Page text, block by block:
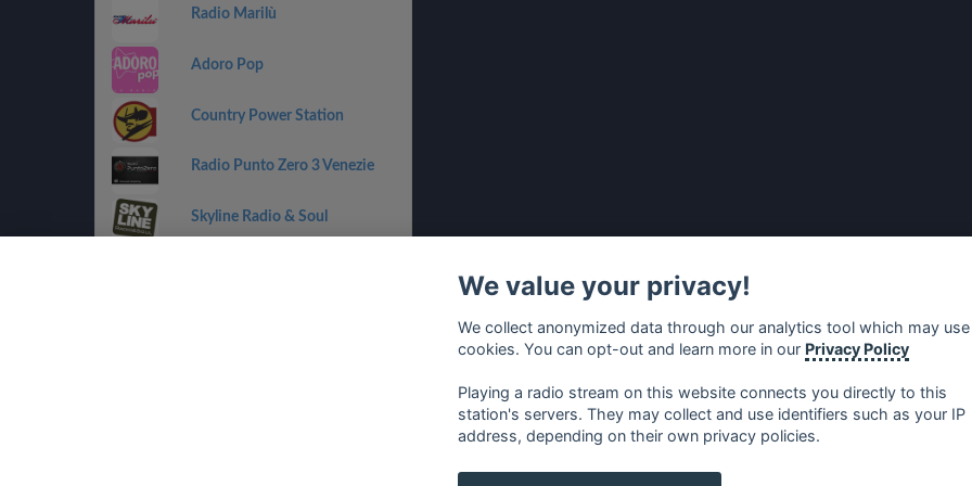
Radio Marilù
Adoro Pop
Country Power Station
Radio Punto Zero 3 Venezie
Skyline Radio & Soul
We value your privacy!
We collect anonymized data through our analytics tool which may use
cookies. You can opt-out and learn more in our Privacy Policy
Playing a radio stream on this website connects you directly to this
station's servers. They may collect and use identifiers such as your IP
address, depending on their own privacy policies.